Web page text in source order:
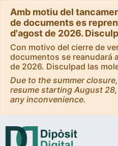
Amb motiu del
de documents es
d'agost de 2026.
Con motivo del cierre de
documentos se reanudará
de 2026. Disculpad las
Due to the summer
resume starting August
any inconvenience.